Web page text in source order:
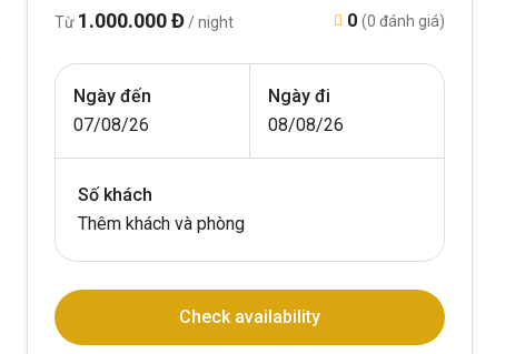
Từ 1.000.000 Đ / night 0 (0 đánh giá)
Ngày đến
07/08/26
Ngày đi
08/08/26
Số khách
Thêm khách và phòng
Check availability